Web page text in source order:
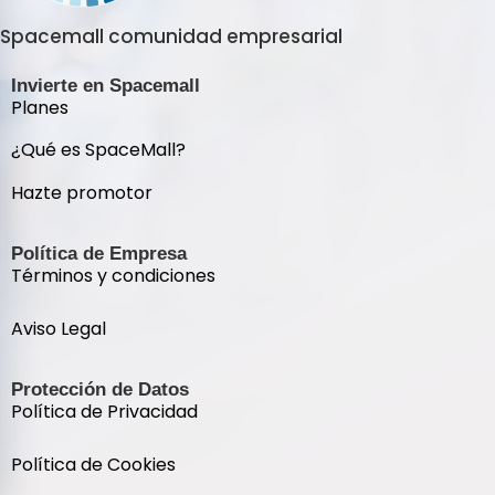
Spacemall comunidad empresarial
Invierte en Spacemall
Planes
¿Qué es SpaceMall?
Hazte promotor
Política de Empresa
Términos y condiciones
Aviso Legal
Protección de Datos
Política de Privacidad
Política de Cookies